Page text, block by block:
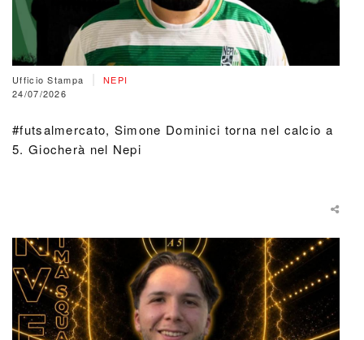
Ufficio Stampa
NEPI
24/07/2026
#futsalmercato, Simone Dominici torna nel calcio a
5. Giocherà nel Nepi